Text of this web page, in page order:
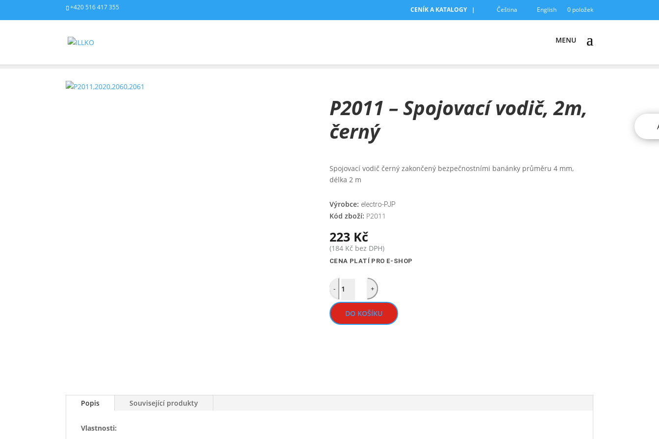
+420 516 417 355 CENÍK A KATALOGY Čeština English 0 položek
P2011 – Spojovací vodič, 2m,
černý
Spojovací vodič černý zakončený bezpečnostními banánky průměru 4 mm,
délka 2 m
Kód zboží: P2011
Výrobce: electro-PJP
223 Kč
(184 Kč bez DPH)
CENA PLATÍ PRO E-SHOP
Quantity
- +
DO KOŠÍKU
Popis Související produkty
Vlastnosti: